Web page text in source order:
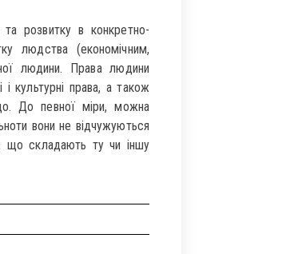
розвитку в конкретно-
людства (економічним,
людини. Права людини
і культурні права, а також
До певної міри, можна
вони не відчужуються
що складають ту чи іншу